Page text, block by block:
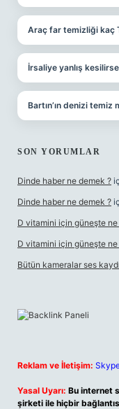
Araç far temizliği kaç
İrsaliye yanlış
Bartın’ın denizi temiz
SON YORUMLAR
Dinde haber ne demek ?
Dinde haber ne demek ?
D vitamini için güneşte ne
D vitamini için güneşte ne
Bütün kameralar ses
Reklam ve İletişim:
Yasal Uyarı: Bu internet
şirketi ile hiçbir